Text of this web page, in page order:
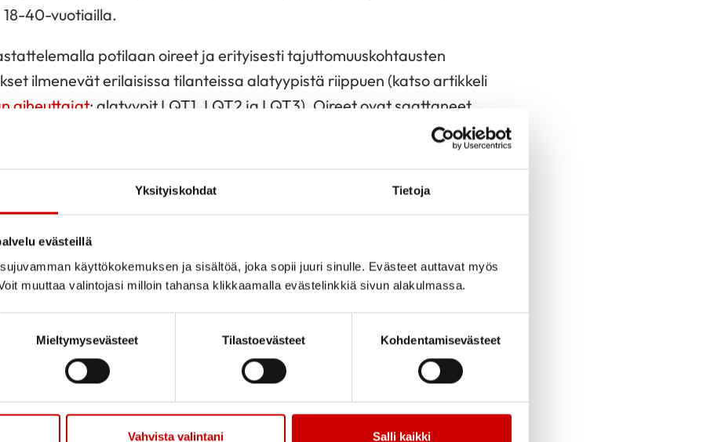
Yksityiskohdat Tietoja
evästeillä
käyttökokemuksen ja sisältöä, joka sopii juuri sinulle. Evästeet auttavat myös
muuttaa valintojasi milloin tahansa klikkaamalla evästelinkkiä sivun alakulmassa.
Mieltymysevästeet Tilastoevästeet Kohdentamisevästeet
Vahvista valintani Salli kaikki
18-40-vuotiailla.
potilaan oireet ja erityisesti tajuttomuuskohtausten
ilmenevät erilaisissa tilanteissa alatyypistä riippuen (katso artikkeli
aiheuttajat; alatyypit LQT1, LQT2 ja LQT3). Oireet ovat saattaneet
aikaisemmin, lapsuudessa tai nuoruudessa. Tärkeää on
potilas käyttää.
rytmihäiriöistä on vaarattomia, eivätkä ne liity pitkä QT-
satunnaiset sydämen muljahdukset ovat yleensä harmittomia
on jonkin verran joka päivä.
eli EKG
kuvaa sydämen sähköistä toimintaa. Nimensä mukaisesti, pitkä QT-
sähköistäpalautumisaikaa mittaava QT-aika on pidentynyt. Myös
mallinen. Koska QT-aika vaihtelee sykkeen mukaan, käytetään
joka merkitään lyhyesti QTc. QT-aika on lisäksi naisilla luontaisesti